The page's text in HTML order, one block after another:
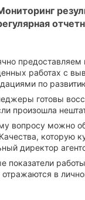
предоставляем
работах с
по
готовы
произошла
вопросу можно
которую
директор
показатели
в